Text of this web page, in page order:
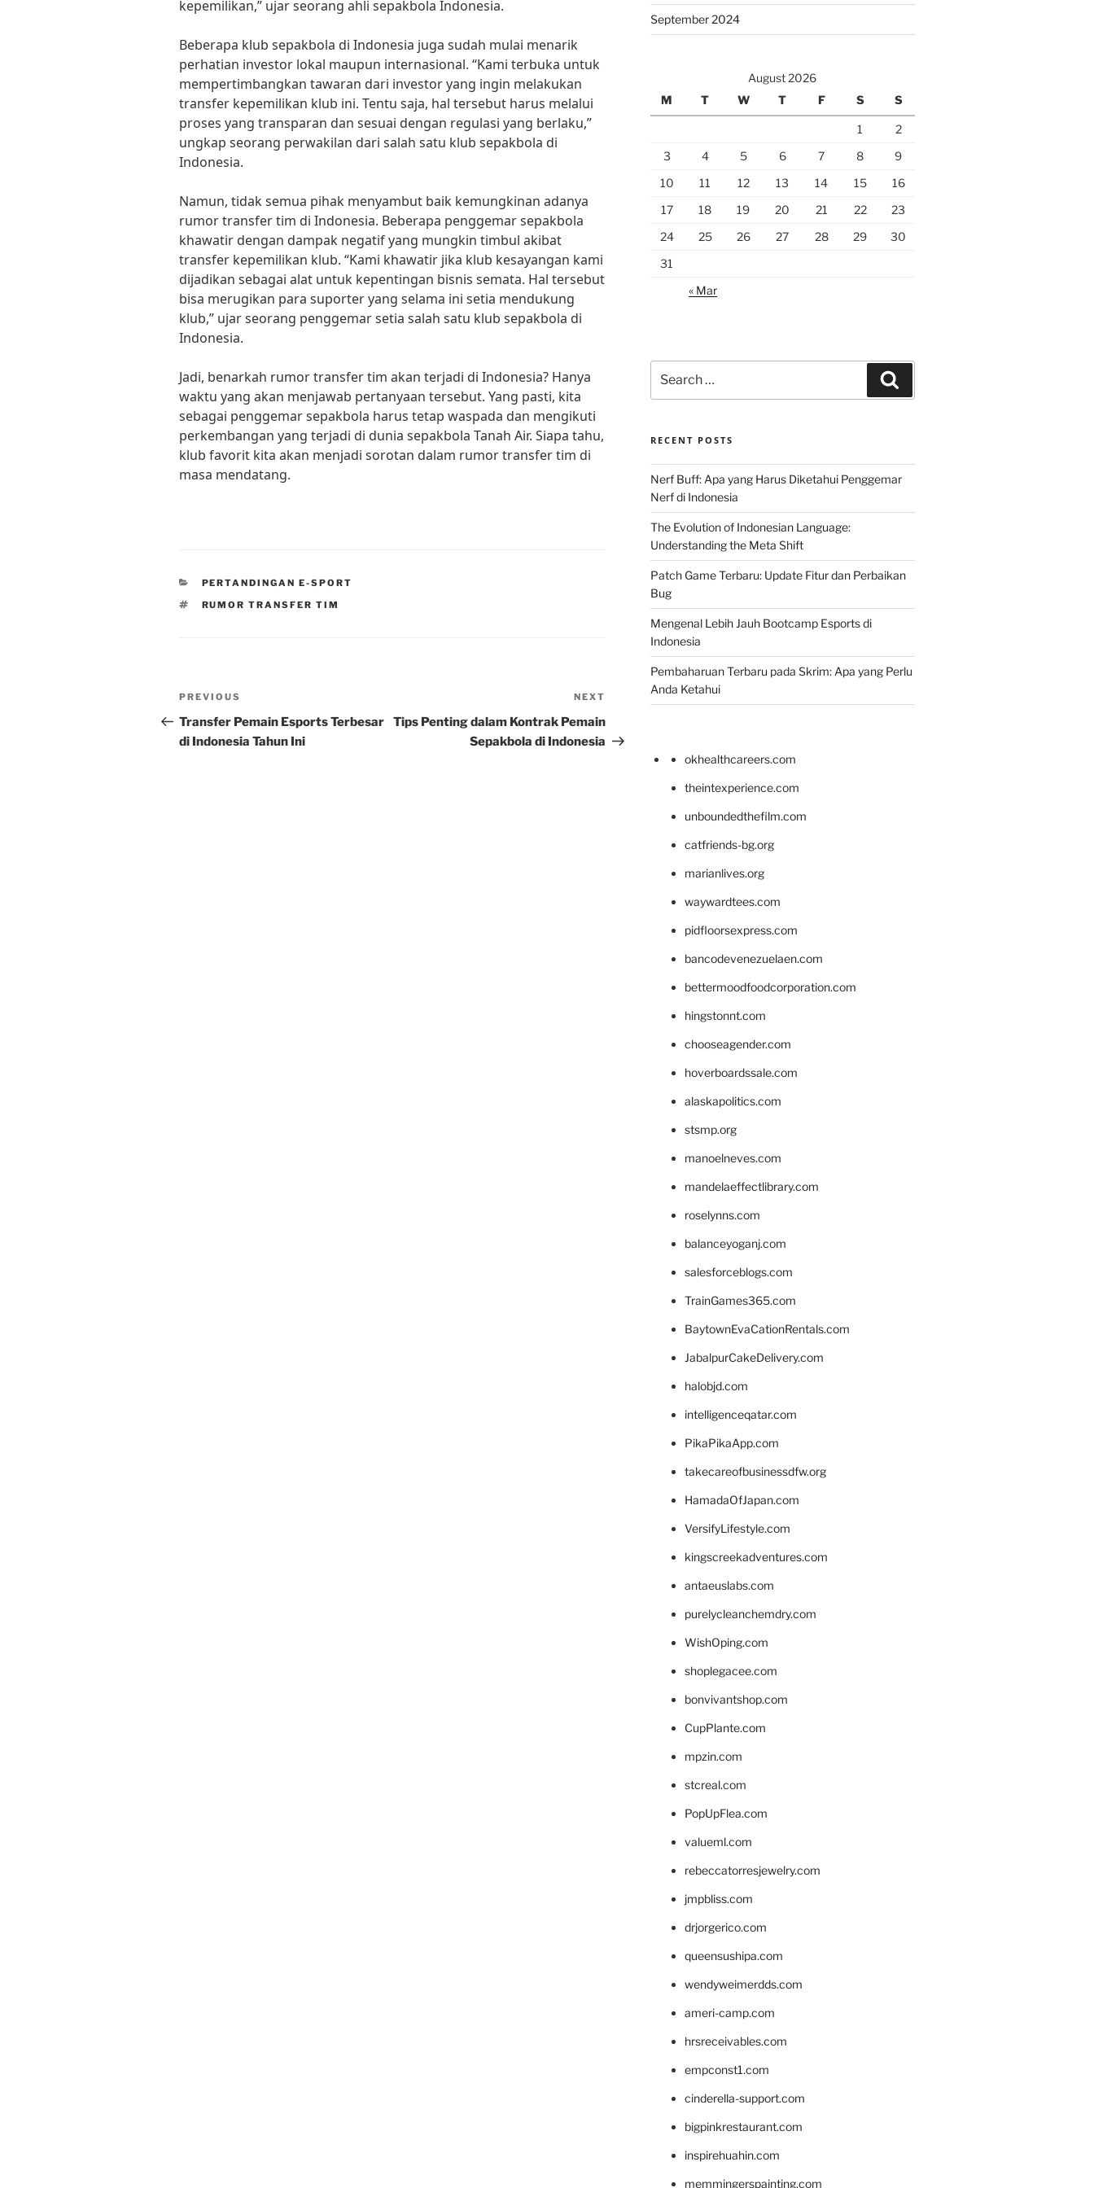
kepemilikan,” ujar seorang ahli sepakbola Indonesia.
Beberapa klub sepakbola di Indonesia juga sudah mulai menarik
perhatian investor lokal maupun internasional. “Kami terbuka untuk
mempertimbangkan tawaran dari investor yang ingin melakukan
transfer kepemilikan klub ini. Tentu saja, hal tersebut harus melalui
proses yang transparan dan sesuai dengan regulasi yang berlaku,”
ungkap seorang perwakilan dari salah satu klub sepakbola di
Indonesia.
Namun, tidak semua pihak menyambut baik kemungkinan adanya
rumor transfer tim di Indonesia. Beberapa penggemar sepakbola
khawatir dengan dampak negatif yang mungkin timbul akibat
transfer kepemilikan klub. “Kami khawatir jika klub kesayangan kami
dijadikan sebagai alat untuk kepentingan bisnis semata. Hal tersebut
bisa merugikan para suporter yang selama ini setia mendukung
klub,” ujar seorang penggemar setia salah satu klub sepakbola di
Indonesia.
Jadi, benarkah rumor transfer tim akan terjadi di Indonesia? Hanya
waktu yang akan menjawab pertanyaan tersebut. Yang pasti, kita
sebagai penggemar sepakbola harus tetap waspada dan mengikuti
perkembangan yang terjadi di dunia sepakbola Tanah Air. Siapa tahu,
klub favorit kita akan menjadi sorotan dalam rumor transfer tim di
masa mendatang.
CATEGORIES
PERTANDINGAN E-SPORT
TAGS
RUMOR TRANSFER TIM
Post
navigation
Previous
Post
PREVIOUS
Transfer Pemain Esports Terbesar
di Indonesia Tahun Ini
Post
NEXT
Tips Penting dalam Kontrak Pemain
Sepakbola di Indonesia
September 2024
August 2026
M
T W T F S S
1
2
3
4 5 6 7 8
9
10
11 12 13 14 15
16
17
18 19 20 21 22
23
24
25 26 27 28 29
30
31
« Mar
for:
RECENT POSTS
Nerf Buff: Apa yang Harus Diketahui Penggemar
Nerf di Indonesia
The Evolution of Indonesian Language:
Understanding the Meta Shift
Patch Game Terbaru: Update Fitur dan Perbaikan
Bug
Mengenal Lebih Jauh Bootcamp Esports di
Indonesia
Pembaharuan Terbaru pada Skrim: Apa yang Perlu
Anda Ketahui
okhealthcareers.com
theintexperience.com
unboundedthefilm.com
catfriends-bg.org
marianlives.org
waywardtees.com
pidfloorsexpress.com
bancodevenezuelaen.com
bettermoodfoodcorporation.com
hingstonnt.com
chooseagender.com
hoverboardssale.com
alaskapolitics.com
stsmp.org
manoelneves.com
mandelaeffectlibrary.com
roselynns.com
balanceyoganj.com
salesforceblogs.com
TrainGames365.com
BaytownEvaCationRentals.com
JabalpurCakeDelivery.com
halobjd.com
intelligenceqatar.com
PikaPikaApp.com
takecareofbusinessdfw.org
HamadaOfJapan.com
VersifyLifestyle.com
kingscreekadventures.com
antaeuslabs.com
purelycleanchemdry.com
WishOping.com
shoplegacee.com
bonvivantshop.com
CupPlante.com
mpzin.com
stcreal.com
PopUpFlea.com
valueml.com
rebeccatorresjewelry.com
jmpbliss.com
drjorgerico.com
queensushipa.com
wendyweimerdds.com
ameri-camp.com
hrsreceivables.com
empconst1.com
cinderella-support.com
bigpinkrestaurant.com
inspirehuahin.com
memmingerspainting.com